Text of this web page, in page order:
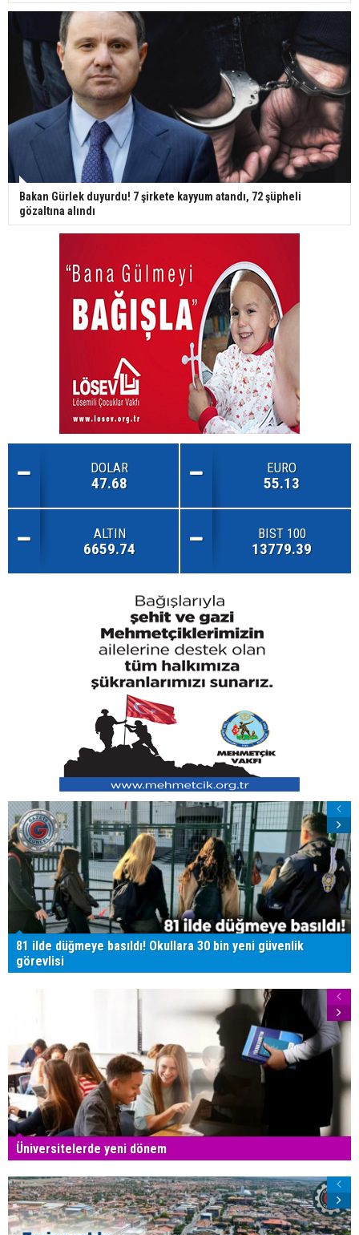
Bakan Gürlek duyurdu! 7 şirkete kayyum atandı, 72 şüpheli
gözaltına alındı
DOLAR
47.68
EURO
55.13
ALTIN
6659.74
BIST 100
13779.39
81 ilde düğmeye basıldı! Okullara 30 bin yeni güvenlik
görevlisi
Üniversitelerde yeni dönem